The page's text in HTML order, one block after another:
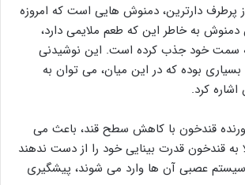
پرطرف دارترین، دمنوش هایی است که امروزه
به خاطر این که طعم ملایمی دارد،
به سمت خود جذب کرده است. این نوشیدنی
بوده که در این میان، می توان به
کرد.
قندخون با کاهش سطح قند، باعث می
به قندخون قدرت بینایی خود را از دست ندهند
عصبی آن ها وارد می شوند، پیشگیری